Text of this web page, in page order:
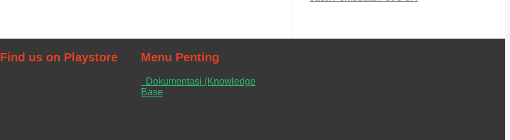
Find us on Playstore Menu Penting
Dokumentasi (Knowledge
Base